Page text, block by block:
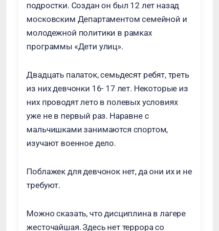
подростки. Создан он был 12 лет назад
московским Департаментом семейной и
молодежной политики в рамках
программы «Дети улиц».
Двадцать палаток, семьдесят ребят, треть
из них девчонки 16- 17 лет. Некоторые из
них проводят лето в полевых условиях
уже не в первый раз. Наравне с
мальчишками занимаются спортом,
изучают военное дело.
Поблажек для девчонок нет, да они их и не
требуют.
Можно сказать, что дисциплина в лагере
жесточайшая. Здесь нет террора со